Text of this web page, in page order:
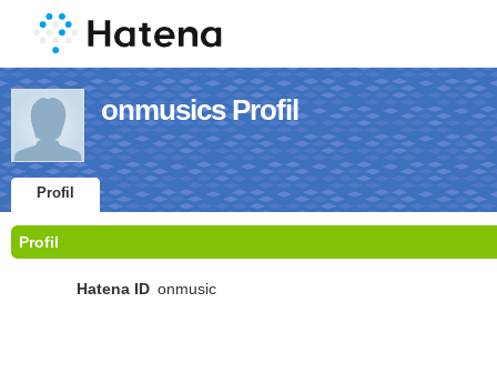
onmusics Profil
Profil
Profil
Hatena ID onmusic